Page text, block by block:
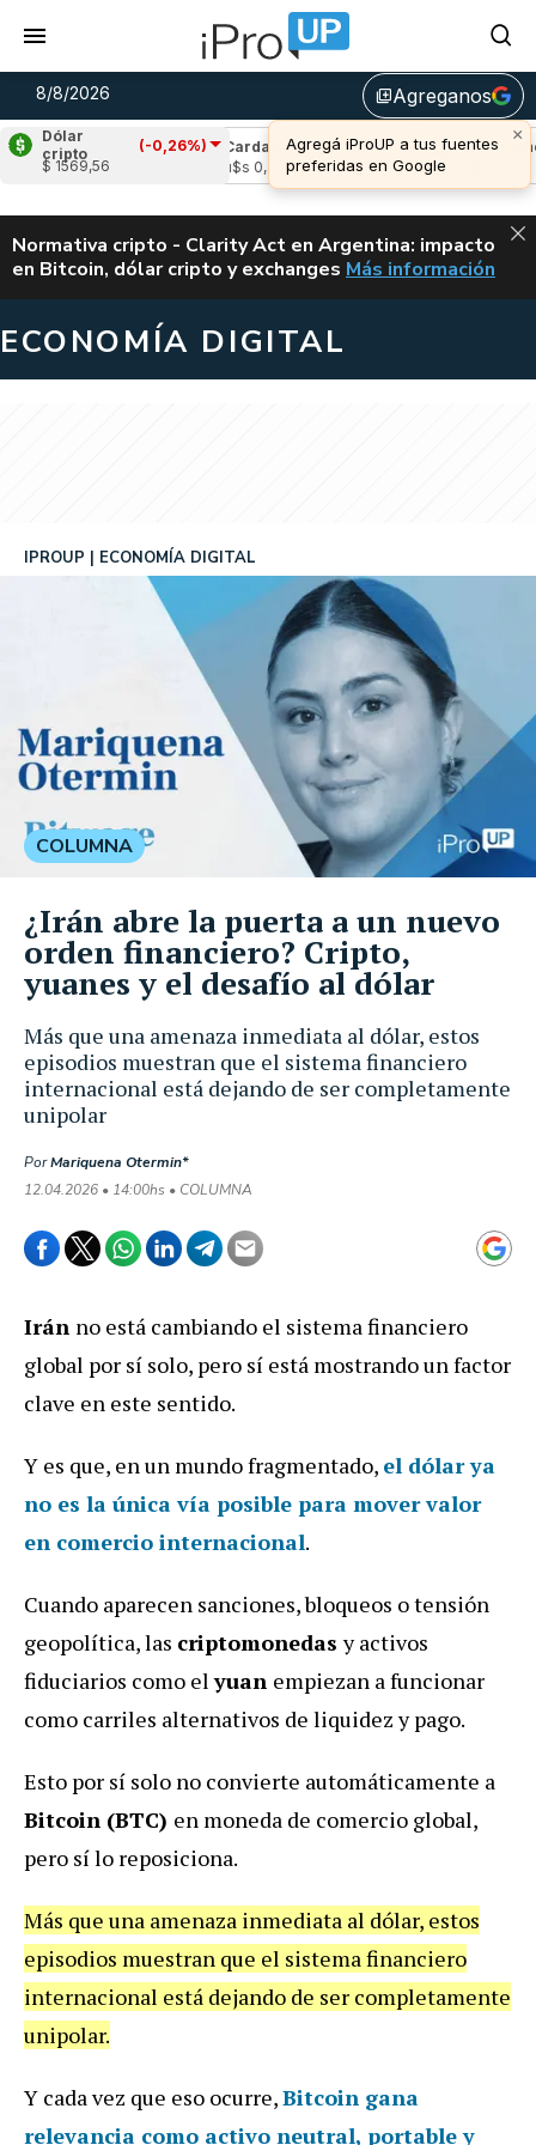
8/8/2026 library_addAgreganos
×
Agregá iProUP a tus fuentes
preferidas en Google
Dólar
cripto
(-0,26%)
$ 1569,56
(0,69%)
Cardano
(-1,44%)
u$s 0,20
Avalanche
u$s 6,52
ALERTA
Normativa cripto - Clarity Act en Argentina: impacto
en Bitcoin, dólar cripto y exchanges CLARITY ACT EN
Más información
ECONOMÍA DIGITAL
Más que una amenaza inmediata al dólar, estos
episodios muestran que el sistema financiero
internacional está dejando de ser completamente
unipolar
IPROUP ECONOMÍA DIGITAL
PorMariquena Otermin*
12.04.2026 • 14:00hs • COLUMNA
COLUMNA
¿Irán abre la puerta a un nuevo
orden financiero? Cripto,
yuanes y el desafío al dólar
Irán no está cambiando el sistema financiero
global por sí solo, pero sí está mostrando un factor
clave en este sentido.
Y es que, en un mundo fragmentado, el dólarya
no es la única vía posible para mover valor
en comercio internacional.
Cuando aparecen sanciones, bloqueos o tensión
geopolítica, las criptomonedasy activos
fiduciarios como elyuan empiezan a funcionar
como carriles alternativos de liquidez y pago.
Esto por sí solo no convierte automáticamente a
Bitcoin (BTC) en moneda de comercio global,
pero sí lo reposiciona.
Más que una amenaza inmediata al dólar, estos
episodios muestran que el sistema financiero
internacional está dejando de ser completamente
unipolar.
Y cada vez que eso ocurre,Bitcoin gana
relevancia como activo neutral, portable y